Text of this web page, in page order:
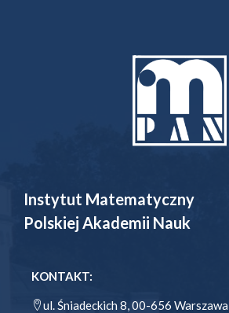
Instytut Matematyczny
Polskiej Akademii Nauk
KONTAKT:
ul. Śniadeckich 8, 00-656 Warszawa